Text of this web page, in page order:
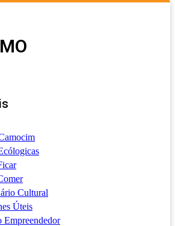
Cultural
Úteis
Empreendedor